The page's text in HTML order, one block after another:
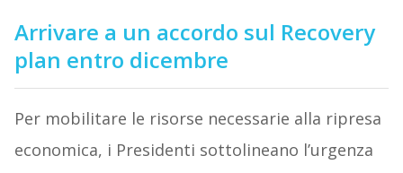
Arrivare a un accordo sul Recovery
plan entro dicembre
Per mobilitare le risorse necessarie alla ripresa
economica, i Presidenti sottolineano l’urgenza